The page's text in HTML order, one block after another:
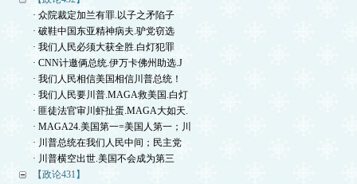
· 众院裁定加兰有罪.以子之矛陷子
· 破鞋中国东亚精神病夫.驴党窃选
· 我们人民必须大获全胜.白灯犯罪
· CNN计邀俩总统.伊万卡佛州助选.J
· 我们人民相信美国相信川普总统！
· 我们人民要川普.MAGA救美国.白灯
· 匪徒法官审川虾扯蛋.MAGA大如天.
· MAGA24.美国第一=美国人第一；川
· 川普总统在我们人民中间；民主党
· 川普横空出世.美国不会成为第三
【政论431】